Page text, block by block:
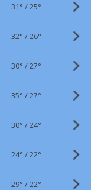
31° /25°
32° /26°
30° /27°
35° /27°
30° /24°
24° /22°
29° /22°